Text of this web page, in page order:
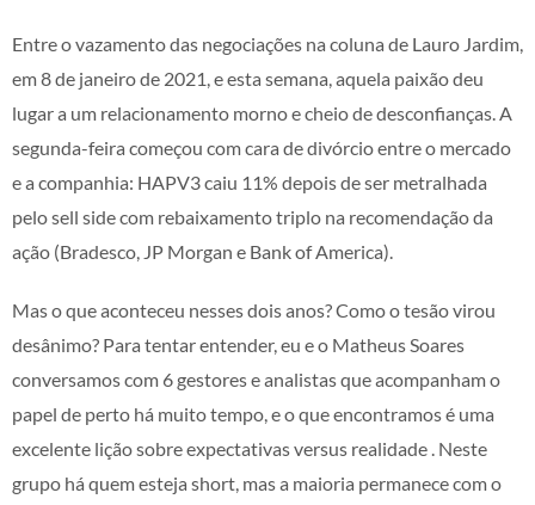
Entre o vazamento das negociações na coluna de Lauro Jardim,
em 8 de janeiro de 2021, e esta semana, aquela paixão deu
lugar a um relacionamento morno e cheio de desconfianças. A
segunda-feira começou com cara de divórcio entre o mercado
e a companhia: HAPV3 caiu 11% depois de ser metralhada
pelo sell side com rebaixamento triplo na recomendação da
ação (Bradesco, JP Morgan e Bank of America).
Mas o que aconteceu nesses dois anos? Como o tesão virou
desânimo? Para tentar entender, eu e o Matheus Soares
conversamos com 6 gestores e analistas que acompanham o
papel de perto há muito tempo, e o que encontramos é uma
excelente lição sobre expectativas versus realidade . Neste
grupo há quem esteja short, mas a maioria permanece com o